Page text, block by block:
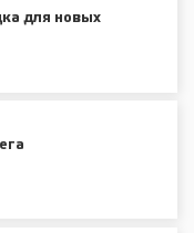
для новых